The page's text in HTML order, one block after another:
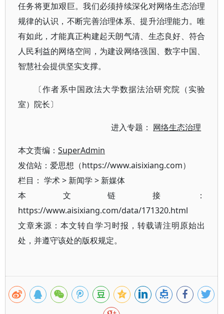
任务将更加艰巨。我们必须持续深化对网络生态治理
规律的认识，不断完善治理体系、提升治理能力。唯
有如此，才能真正构建起天朗气清、生态良好、符合
人民利益的网络空间，为建设网络强国、数字中国、
智慧社会提供坚实支撑。
〔作者系中国政法大学数据法治研究院（实验
室）院长〕
进入专题： 网络生态治理
本文责编： SuperAdmin
发信站：爱思想（https://www.aisixiang.com）
栏目： 学术> 新闻学 > 新媒体
本文链接：
https://www.aisixiang.com/data/171320.html
文章来源：本文转自学习时报，转载请注明原始出
处，并遵守该处的版权规定。